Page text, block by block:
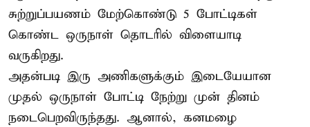
சுற்றுப்பயணம் மேற்கொண்டு 5 போட்டிகள்
கொண்ட ஒருநாள் தொடரில் விளையாடி
வருகிறது.
அதன்படி இரு அணிகளுக்கும் இடையேயான
முதல் ஒருநாள் போட்டி நேற்று முன் தினம்
நடைபெறவிருந்தது. ஆனால், கனமழை